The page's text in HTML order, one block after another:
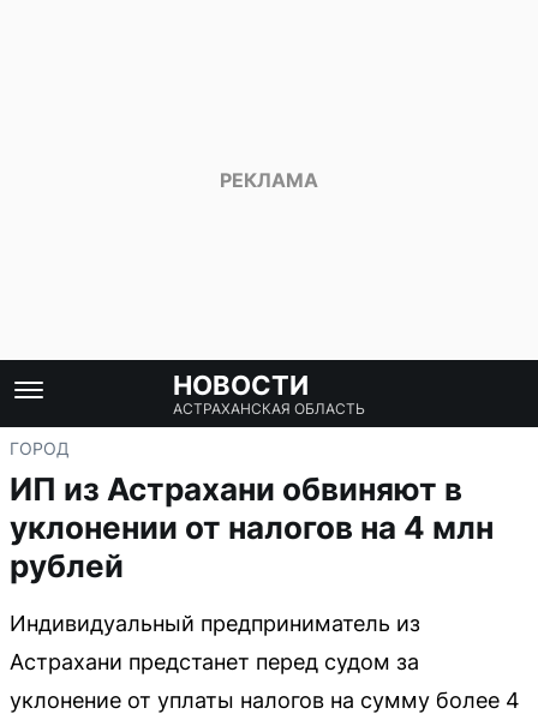
НОВОСТИ
АСТРАХАНСКАЯ ОБЛАСТЬ
ГОРОД
ИП из Астрахани обвиняют в
уклонении от налогов на 4 млн
рублей
Индивидуальный предприниматель из
Астрахани предстанет перед судом за
уклонение от уплаты налогов на сумму более 4